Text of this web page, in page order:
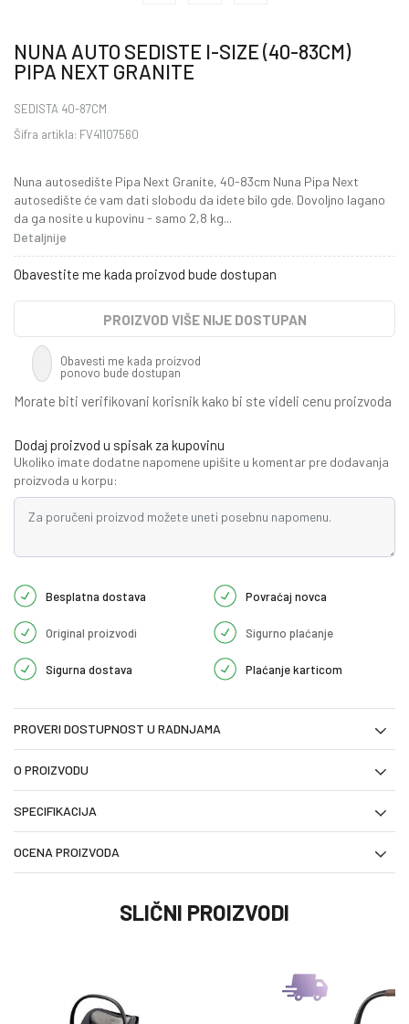
NUNA AUTO SEDISTE I-SIZE (40-83CM)
PIPA NEXT GRANITE
SEDISTA 40-87CM
Šifra artikla: FV41107560
Nuna autosedište Pipa Next Granite, 40-83cm Nuna Pipa Next
autosedište će vam dati slobodu da idete bilo gde. Dovoljno lagano
da ga nosite u kupovinu - samo 2,8 kg...
Detaljnije
Obavestite me kada proizvod bude dostupan
PROIZVOD VIŠE NIJE DOSTUPAN
Obavesti me kada proizvod
ponovo bude dostupan
Morate biti verifikovani korisnik kako bi ste videli cenu proizvoda
Dodaj proizvod u spisak za kupovinu
Ukoliko imate dodatne napomene upišite u komentar pre dodavanja
proizvoda u korpu:
Besplatna dostava Povraćaj novca
Original proizvodi Sigurno plaćanje
Sigurna dostava Plaćanje karticom
PROVERI DOSTUPNOST U RADNJAMA
O PROIZVODU
SPECIFIKACIJA
OCENA PROIZVODA
SLIČNI PROIZVODI